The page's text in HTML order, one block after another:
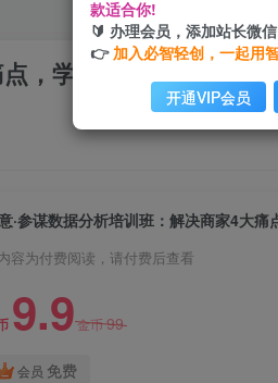
，学会分析数据，打造
·参谋数据分析培训班：解决商家4大痛
容为付费阅读，请付费后查看
9.9金币99
会员 免费
款适合你!
🔰 办理会员，添加站长微
👉 加入必智轻创，一起用
开通VIP会员